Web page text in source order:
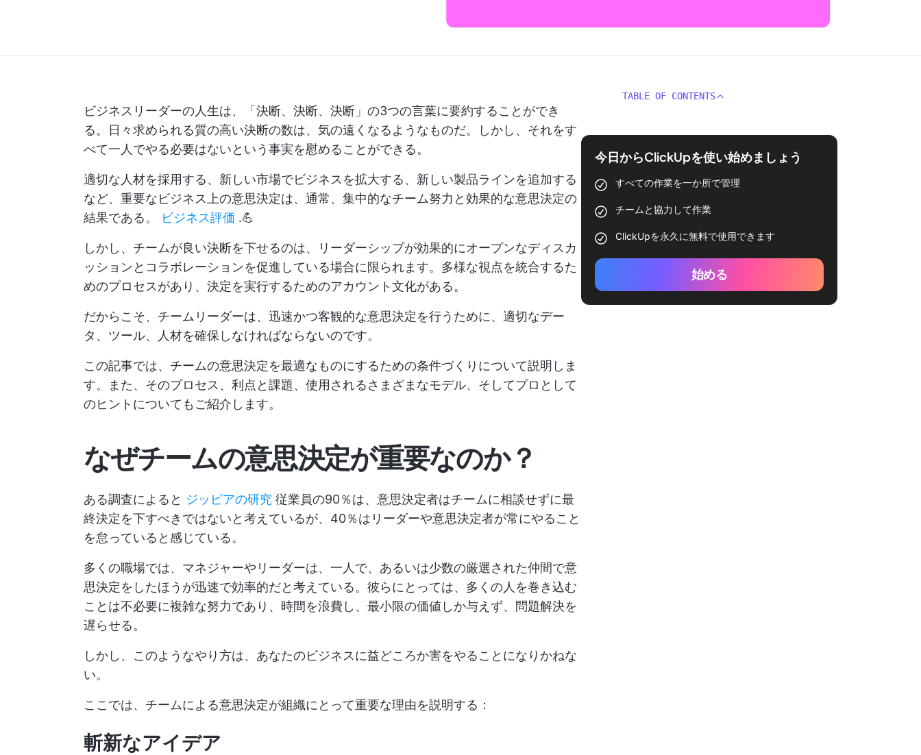
ビジネスリーダーの人生は、「決断、決断、決断」の3つの言葉に要約することができ
る。日々求められる質の高い決断の数は、気の遠くなるようなものだ。しかし、それをす
べて一人でやる必要はないという事実を慰めることができる。
適切な人材を採用する、新しい市場でビジネスを拡大する、新しい製品ラインを追加する
など、重要なビジネス上の意思決定は、通常、集中的なチーム努力と効果的な意思決定の
結果である。
ビジネス評価 .💪
しかし、チームが良い決断を下せるのは、リーダーシップが効果的にオープンなディスカ
ッションとコラボレーションを促進している場合に限られます。多様な視点を統合するた
めのプロセスがあり、決定を実行するためのアカウント文化がある。
だからこそ、チームリーダーは、迅速かつ客観的な意思決定を行うために、適切なデー
タ、ツール、人材を確保しなければならないのです。
この記事では、チームの意思決定を最適なものにするための条件づくりについて説明しま
す。また、そのプロセス、利点と課題、使用されるさまざまなモデル、そしてプロとして
のヒントについてもご紹介します。
なぜチームの意思決定が重要なのか？
ある調査によると ジッピアの研究 従業員の90％は、意思決定者はチームに相談せずに最
終決定を下すべきではないと考えているが、40％はリーダーや意思決定者が常にやること
を怠っていると感じている。
多くの職場では、マネジャーやリーダーは、一人で、あるいは少数の厳選された仲間で意
思決定をしたほうが迅速で効率的だと考えている。彼らにとっては、多くの人を巻き込む
ことは不必要に複雑な努力であり、時間を浪費し、最小限の価値しか与えず、問題解決を
遅らせる。
しかし、このようなやり方は、あなたのビジネスに益どころか害をやることになりかねな
い。
ここでは、チームによる意思決定が組織にとって重要な理由を説明する：
斬新なアイデア
TABLE OF CONTENTS
今日からClickUpを使い始めましょう
すべての作業を一か所で管理
チームと協力して作業
ClickUpを永久に無料で使用できます
始める